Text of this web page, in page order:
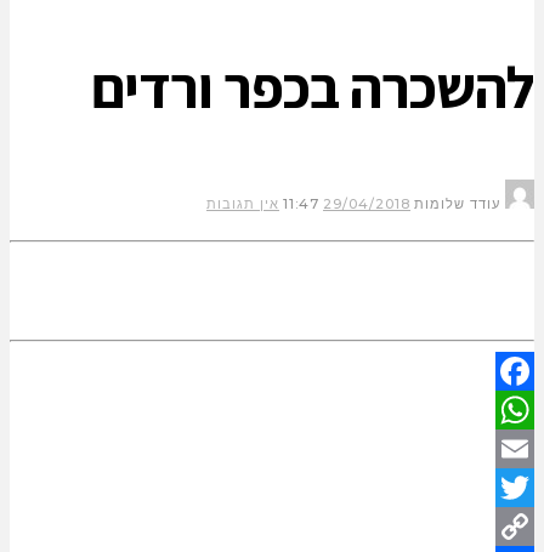
להשכרה בכפר ורדים
עודד שלומות 29/04/2018
11:47 אין תגובות
Facebook
WhatsApp
Email
Twitter